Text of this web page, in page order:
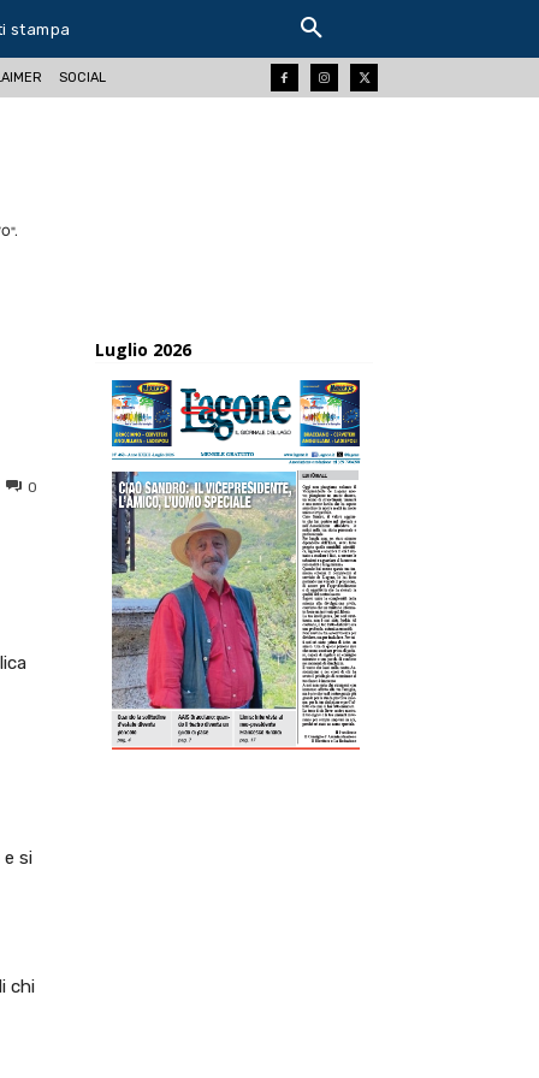
stampa
SOCIAL
0
Tumblr Telegram
si
chi
Luglio 2026